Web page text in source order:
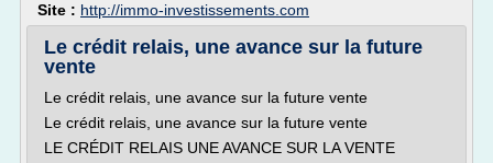
Site : http://immo-investissements.com
Le crédit relais, une avance sur la future
vente
Le crédit relais, une avance sur la future vente
Le crédit relais, une avance sur la future vente
LE CRÉDIT RELAIS UNE AVANCE SUR LA VENTE